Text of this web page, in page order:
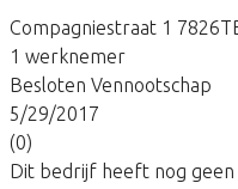
Compagniestraat 1
1 werknemer
Besloten Vennootschap
5/29/2017
(0)
Dit bedrijf heeft nog geen